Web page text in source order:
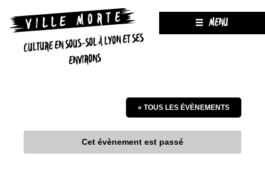
CULTURE EN SOUS-SOL À LYON ET SES
ENVIRONS
MENU
« TOUS LES ÉVÈNEMENTS
Cet évènement est passé